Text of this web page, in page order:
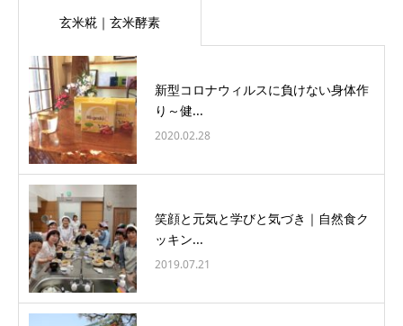
玄米糀｜玄米酵素
新型コロナウィルスに負けない身体作
り～健...
2020.02.28
笑顔と元気と学びと気づき｜自然食ク
ッキン...
2019.07.21